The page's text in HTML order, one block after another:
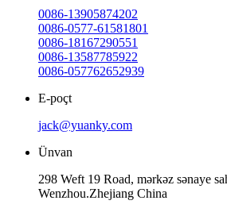
0086-13905874202
0086-0577-61581801
0086-18167290551
0086-13587785922
0086-057762652939
E-poçt
jack@yuanky.com
Ünvan
298 Weft 19 Road, mərkəz sənaye
Wenzhou.Zhejiang China